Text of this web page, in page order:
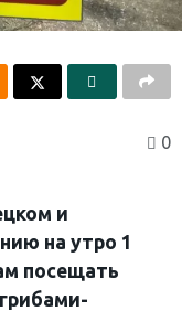
0
и
на утро 1
посещать